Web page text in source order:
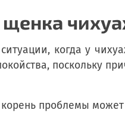
когда у
поскольку
корень проблемы